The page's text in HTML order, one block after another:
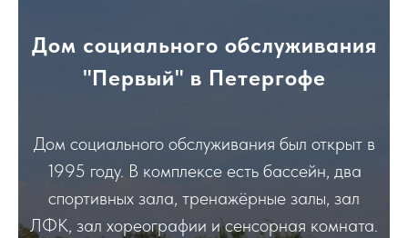
Дом социального обслуживания
"Первый" в Петергофе
Дом социального обслуживания был открыт в
1995 году. В комплексе есть бассейн, два
спортивных зала, тренажёрные залы, зал
ЛФК, зал хореографии и сенсорная комната.